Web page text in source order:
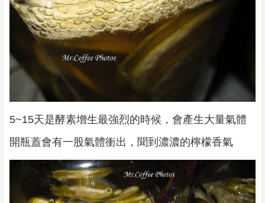
5~15天是酵素增生最強烈的時候，會產生大量氣體
開瓶蓋會有一股氣體衝出，聞到濃濃的檸檬香氣